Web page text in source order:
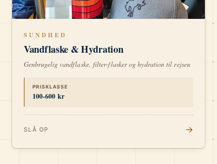
SUNDHED
Vandflaske & Hydration
Genbrugelig vandflaske, filter-flasker og hydration til rejsen
PRISKLASSE
100-600 kr
SLÅ OP →